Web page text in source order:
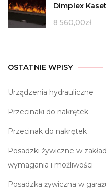
Dimplex
8 560,00zł
OSTATNIE WPISY
Urządzenia hydrauliczne
Przecinaki do nakrętek
Przecinak do nakrętek
Posadzki żywiczne w
wymagania i możliwości
Posadzka żywiczna w